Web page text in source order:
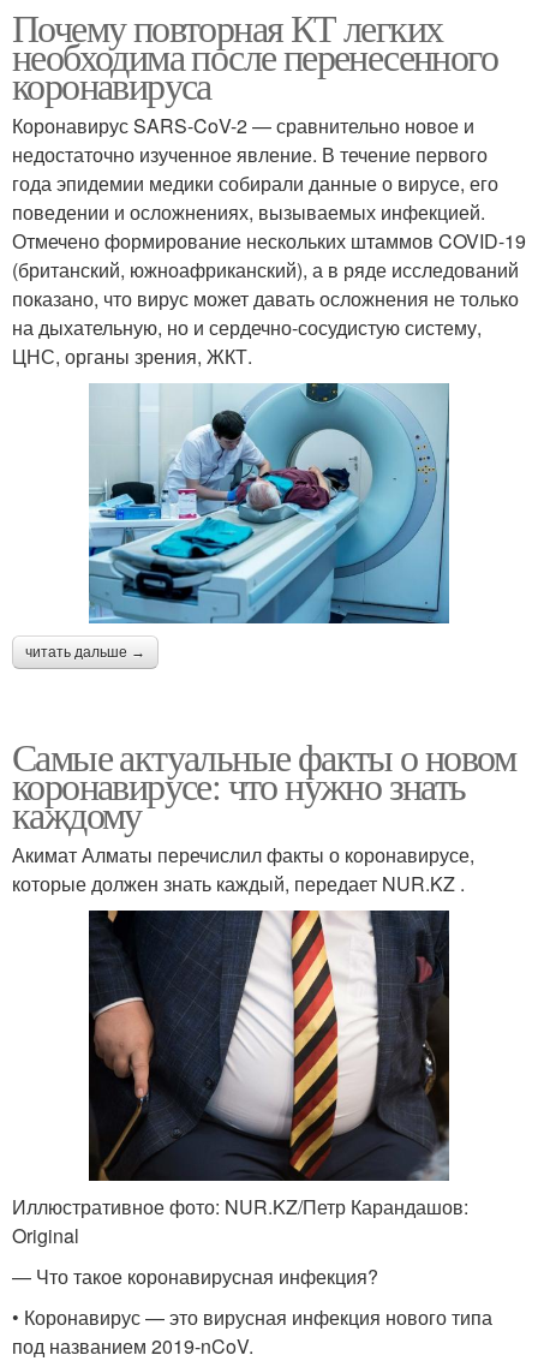
Почему повторная КТ легких
необходима после перенесенного
коронавируса
Коронавирус SARS-CoV-2 — сравнительно новое и
недостаточно изученное явление. В течение первого
года эпидемии медики собирали данные о вирусе, его
поведении и осложнениях, вызываемых инфекцией.
Отмечено формирование нескольких штаммов COVID-19
(британский, южноафриканский), а в ряде исследований
показано, что вирус может давать осложнения не только
на дыхательную, но и сердечно-сосудистую систему,
ЦНС, органы зрения, ЖКТ.
читать дальше →
Самые актуальные факты о новом
коронавирусе: что нужно знать
каждому
Акимат Алматы перечислил факты о коронавирусе,
которые должен знать каждый, передает NUR.KZ .
Иллюстративное фото: NUR.KZ/Петр Карандашов:
Original
— Что такое коронавирусная инфекция?
• Коронавирус — это вирусная инфекция нового типа
под названием 2019-nCoV.